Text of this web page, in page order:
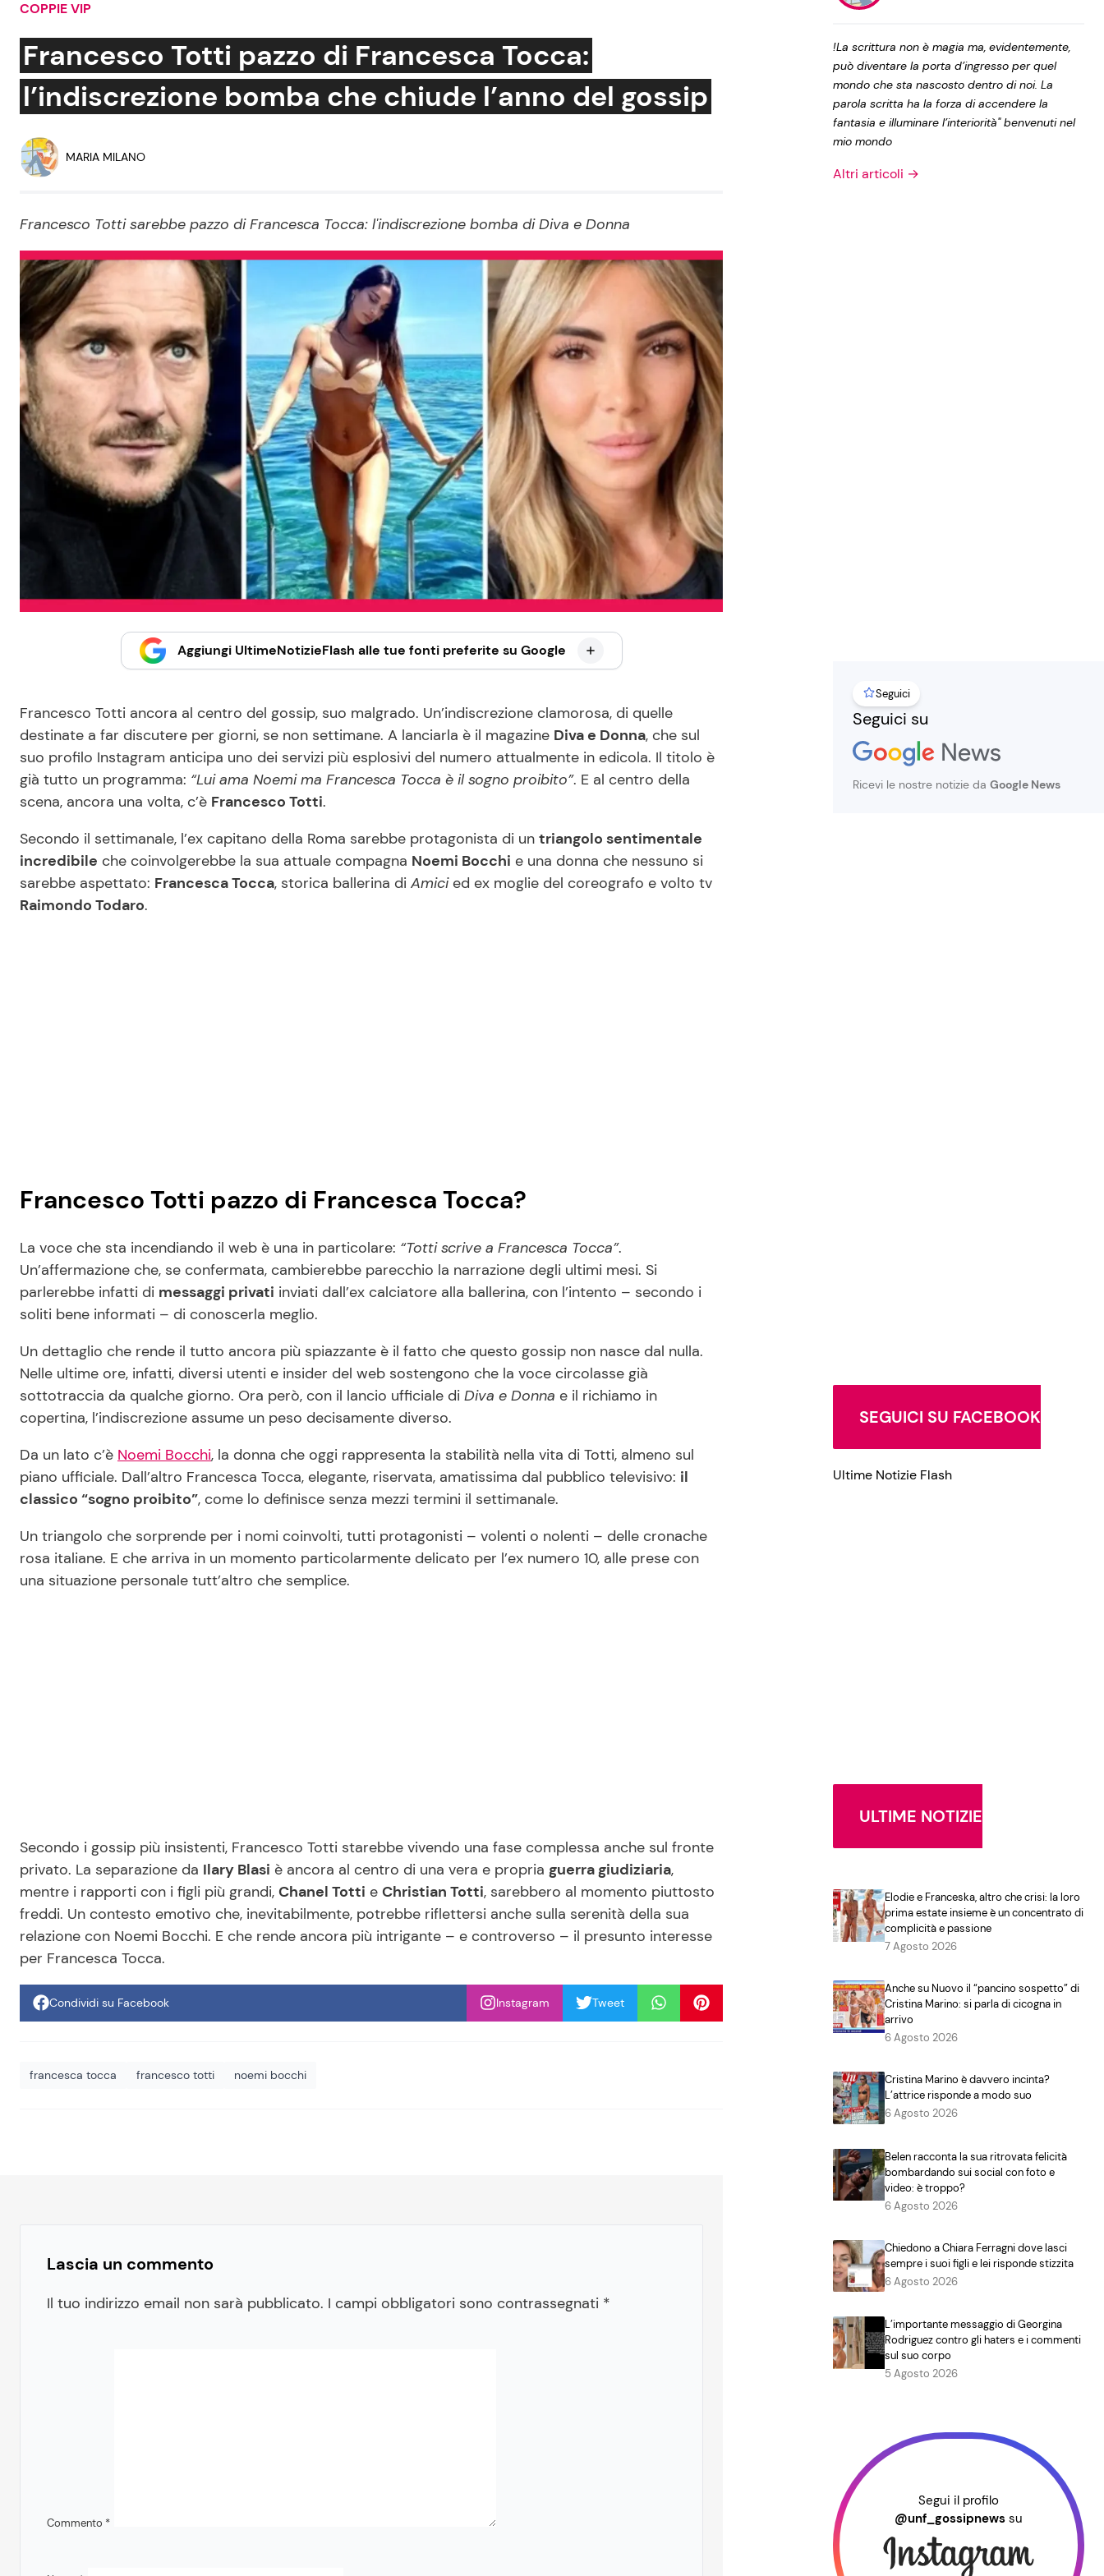
Social News
News dal mondo
Benessere
Viaggi e Turismo
Festività
Cucina e Ricette
Ricette Facili e Veloci
Ricette Feste
Ricette per Bambini
Privacy Policy
COPPIE VIP
Francesco Totti pazzo di Francesca Tocca:
l’indiscrezione bomba che chiude l’anno del gossip
MARIA MILANO
Francesco Totti sarebbe pazzo di Francesca Tocca: l'indiscrezione bomba di Diva e Donna
Aggiungi UltimeNotizieFlash alle tue fonti preferite su Google
Francesco Totti ancora al centro del gossip, suo malgrado. Un’indiscrezione clamorosa, di quelle
destinate a far discutere per giorni, se non settimane. A lanciarla è il magazine Diva e Donna, che sul
suo profilo Instagram anticipa uno dei servizi più esplosivi del numero attualmente in edicola. Il titolo è
già tutto un programma: “Lui ama Noemi ma Francesca Tocca è il sogno proibito”. E al centro della
scena, ancora una volta, c’è Francesco Totti.
Secondo il settimanale, l’ex capitano della Roma sarebbe protagonista di un triangolo sentimentale
incredibile che coinvolgerebbe la sua attuale compagna Noemi Bocchi e una donna che nessuno si
sarebbe aspettato: Francesca Tocca, storica ballerina di Amicied ex moglie del coreografo e volto tv
Raimondo Todaro.
Francesco Totti pazzo di Francesca Tocca?
La voce che sta incendiando il web è una in particolare: “Totti scrive a Francesca Tocca”.
Un’affermazione che, se confermata, cambierebbe parecchio la narrazione degli ultimi mesi. Si
parlerebbe infatti di messaggi privati inviati dall’ex calciatore alla ballerina, con l’intento – secondo i
soliti bene informati – di conoscerla meglio.
Un dettaglio che rende il tutto ancora più spiazzante è il fatto che questo gossip non nasce dal nulla.
Nelle ultime ore, infatti, diversi utenti e insider del web sostengono che la voce circolasse già
sottotraccia da qualche giorno. Ora però, con il lancio ufficiale di Diva e Donna e il richiamo in
copertina, l’indiscrezione assume un peso decisamente diverso.
Da un lato c’è Noemi Bocchi, la donna che oggi rappresenta la stabilità nella vita di Totti, almeno sul
piano ufficiale. Dall’altro Francesca Tocca, elegante, riservata, amatissima dal pubblico televisivo: il
classico “sogno proibito”, come lo definisce senza mezzi termini il settimanale.
Un triangolo che sorprende per i nomi coinvolti, tutti protagonisti – volenti o nolenti – delle cronache
rosa italiane. E che arriva in un momento particolarmente delicato per l’ex numero 10, alle prese con
una situazione personale tutt’altro che semplice.
Secondo i gossip più insistenti, Francesco Totti starebbe vivendo una fase complessa anche sul fronte
privato. La separazione da Ilary Blasi è ancora al centro di una vera e propria guerra giudiziaria,
mentre i rapporti con i figli più grandi, Chanel Totti e Christian Totti, sarebbero al momento piuttosto
freddi. Un contesto emotivo che, inevitabilmente, potrebbe riflettersi anche sulla serenità della sua
relazione con Noemi Bocchi. E che rende ancora più intrigante – e controverso – il presunto interesse
per Francesca Tocca.
Condividi su Facebook Instagram Tweet
francesca tocca francesco totti noemi bocchi
Lascia un commento
Il tuo indirizzo email non sarà pubblicato. I campi obbligatori sono contrassegnati *
Commento *
!La scrittura non è magia ma, evidentemente,
può diventare la porta d’ingresso per quel
mondo che sta nascosto dentro di noi. La
parola scritta ha la forza di accendere la
fantasia e illuminare l’interiorità" benvenuti nel
mio mondo
Altri articoli →
Seguici
Seguici su
Ricevi le nostre notizie da Google News
SEGUICI SU FACEBOOK
Ultime Notizie Flash
ULTIME NOTIZIE
Elodie e Franceska, altro che crisi: la loro
prima estate insieme è un concentrato di
complicità e passione
7 Agosto 2026
Anche su Nuovo il “pancino sospetto” di
Cristina Marino: si parla di cicogna in
arrivo
6 Agosto 2026
Cristina Marino è davvero incinta?
L’attrice risponde a modo suo
6 Agosto 2026
Belen racconta la sua ritrovata felicità
bombardando sui social con foto e
video: è troppo?
6 Agosto 2026
Chiedono a Chiara Ferragni dove lasci
sempre i suoi figli e lei risponde stizzita
6 Agosto 2026
L’importante messaggio di Georgina
Rodriguez contro gli haters e i commenti
sul suo corpo
5 Agosto 2026
Segui il profilo
@unf_gossipnews su